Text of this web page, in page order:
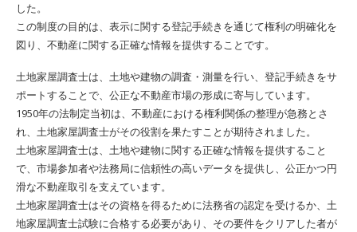
した。
この制度の目的は、表示に関する登記手続きを通じて権利の明確化を
図り、不動産に関する正確な情報を提供することです。
土地家屋調査士は、土地や建物の調査・測量を行い、登記手続きをサ
ポートすることで、公正な不動産市場の形成に寄与しています。
1950年の法制定当初は、不動産における権利関係の整理が急務とさ
れ、土地家屋調査士がその役割を果たすことが期待されました。
土地家屋調査士は、土地や建物に関する正確な情報を提供すること
で、市場参加者や法務局に信頼性の高いデータを提供し、公正かつ円
滑な不動産取引を支えています。
土地家屋調査士はその資格を得るために法務省の認定を受けるか、土
地家屋調査士試験に合格する必要があり、その要件をクリアした者が